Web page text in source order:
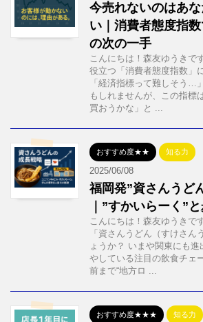
今売れないのはあ
い｜消費者態度指
の次の一手
こんにちは！森友ゆうきで
役立つ「消費者態度指数」
「経済指標って難しそう…
もしれませんが、この指標
買おうかな」と ...
おすすめ度★★ 知る力
2025/06/08
福岡発”資さんうど
｜”すかいらーく”
こんにちは！森友ゆうきで
「資さんうどん（すけさん
ょうか？ いまや関東にも
やしている注目の飲食チェ
前まで“地方ロ ...
おすすめ度★★★ 知る力